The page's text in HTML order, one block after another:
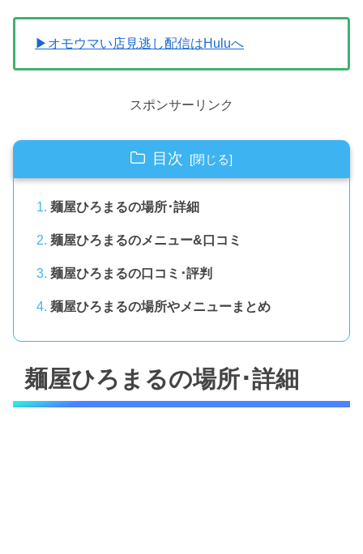
▶オモウマい店見逃し配信はHuluへ
スポンサーリンク
目次
麺屋ひろまるの場所･詳細
麺屋ひろまるのメニュー&口コミ
麺屋ひろまるの口コミ･評判
麺屋ひろまるの場所やメニューまとめ
麺屋ひろまるの場所･詳細